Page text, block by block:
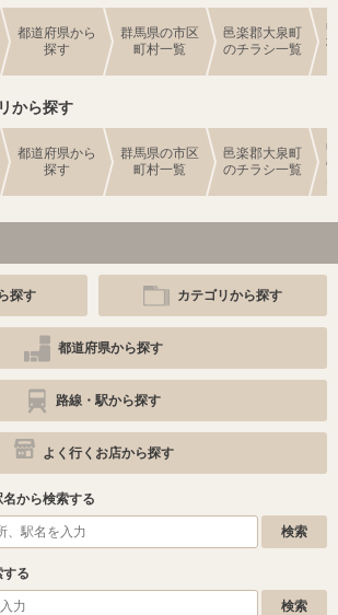
都道府県から
探す
群馬県の市区
町村一覧
邑楽郡大泉町
のチラシ一覧
から探す
都道府県から
探す
群馬県の市区
町村一覧
邑楽郡大泉町
のチラシ一覧
探す カテゴリから探す
都道府県から探す
路線・駅から探す
よく行くお店から探す
から検索する
る